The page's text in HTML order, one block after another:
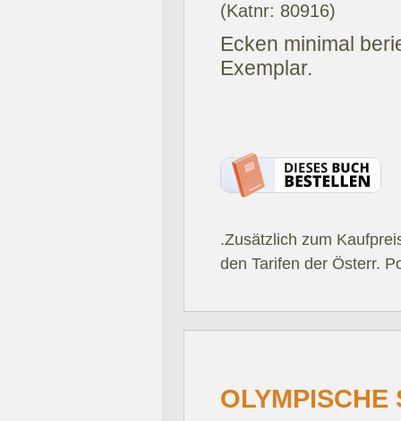
(Katnr: 80916)
Ecken minimal
Exemplar.
.Zusätzlich zum
den Tarifen der Österr.
OLYMPISCHE